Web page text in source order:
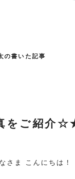
の書いた記事
をご紹介
さま こんにちは！